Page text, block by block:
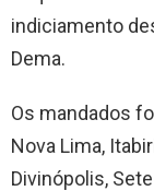
indiciamento
Dema.
Os mandados
Nova Lima,
Divinópolis,